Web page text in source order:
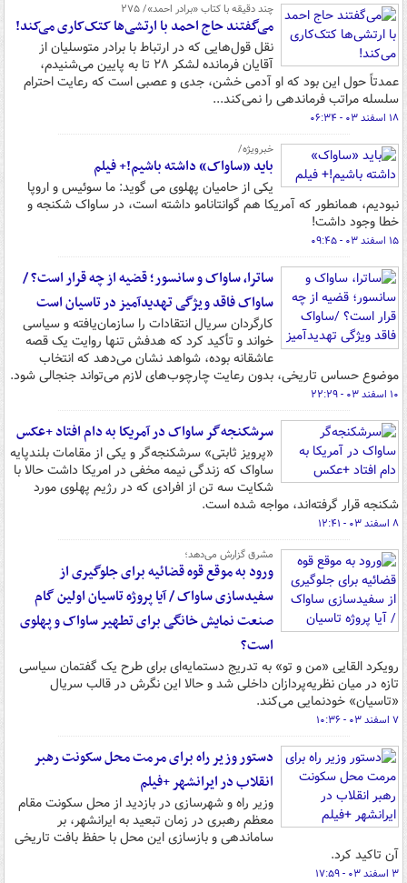
چند دقیقه با کتاب‌ «برادر احمد»/ ۲۷۵
می‌گفتند حاج احمد با ارتشی‌ها کتک‌کاری می‌کند!
نقل قول‌هایی که در ارتباط با برادر متوسلیان از
آقایان فرمانده لشکر ۲۸ تا به پایین می‌شنیدم،
عمدتاً حول این بود که او آدمی خشن، جدی و عصبی است که رعایت احترام
سلسله مراتب فرماندهی را نمی‌کند...
۱۸ اسفند ۰۳ - ۰۶:۳۴
خبرویژه/
باید «ساواک» داشته باشیم!+ فیلم
یکی از حامیان پهلوی می گوید: ما سوئیس و اروپا
نبودیم، همانطور که آمریکا هم گوانتانامو داشته است، در ساواک شکنجه و
خطا وجود داشت!
۱۵ اسفند ۰۳ - ۰۹:۴۵
ساترا، ساواک و سانسور؛ قضیه از چه قرار است؟ /
ساواک فاقد ویژگی تهدیدآمیز در تاسیان است
کارگردان سریال انتقادات را سازمان‌یافته و سیاسی
خواند و تأکید کرد که هدفش تنها روایت یک قصه
عاشقانه بوده، شواهد نشان می‌دهد که انتخاب
موضوع حساس تاریخی، بدون رعایت چارچوب‌های لازم می‌تواند جنجالی شود.
۱۰ اسفند ۰۳ - ۲۲:۲۹
سرشکنجه‌گر ساواک در آمریکا به دام افتاد +عکس
«پرویز ثابتی» سرشکنجه‌گر و یکی از مقامات بلندپایه
ساواک که زندگی نیمه مخفی در امریکا داشت حالا با
شکایت سه تن از افرادی که در رژیم پهلوی مورد
شکنجه قرار گرفته‌اند، مواجه شده است.
۸ اسفند ۰۳ - ۱۲:۴۱
مشرق گزارش می‌دهد؛
ورود به موقع قوه قضائیه برای جلوگیری از
سفیدسازی ساواک / آیا پروژه تاسیان اولین گام
صنعت نمایش خانگی برای تطهیر ساواک و پهلوی
است؟
رویکرد القایی «من و تو» به تدریج دستمایه‌ای برای طرح یک گفتمان سیاسی
تازه در میان نظریه‌پردازان داخلی شد و حالا این نگرش در قالب سریال
«تاسیان» خودنمایی می‌کند.
۷ اسفند ۰۳ - ۱۰:۳۶
دستور وزیر راه برای مرمت محل سکونت رهبر
انقلاب در ایرانشهر +فیلم
وزیر راه و شهرسازی در بازدید از محل سکونت مقام
معظم رهبری در زمان تبعید به ایرانشهر، بر
ساماندهی و بازسازی این محل با حفظ بافت تاریخی
آن تاکید کرد.
۳ اسفند ۰۳ - ۱۷:۵۹